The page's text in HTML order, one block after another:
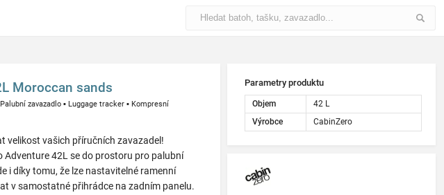
Moroccan sands
Palubní zavazadlo ▪ Luggage tracker ▪ Kompresní
velikost vašich příručních zavazadel!
Adventure 42L se do prostoru pro palubní
i díky tomu, že lze nastavitelné ramenní
v samostatné přihrádce na zadním panelu.
Parametry produktu
Objem
42 L
Výrobce
CabinZero